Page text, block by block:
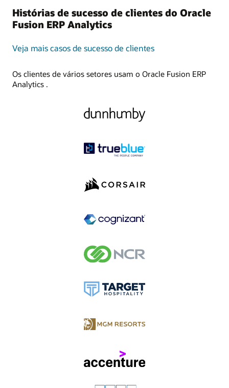
Histórias de sucesso de clientes do Oracle
Fusion ERP Analytics
Veja mais casos de sucesso de clientes
Os clientes de vários setores usam o Oracle Fusion ERP
Analytics .